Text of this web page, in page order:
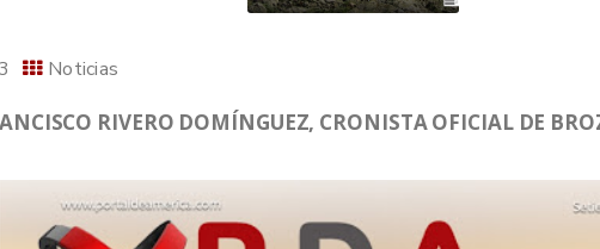
Noticias
RIVERO DOMÍNGUEZ, CRONISTA OFICIAL DE